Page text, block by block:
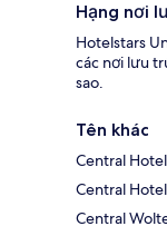
Hạng nơi
Hotelstars
các nơi lưu
sao.
Tên khác
Central
Central
Central